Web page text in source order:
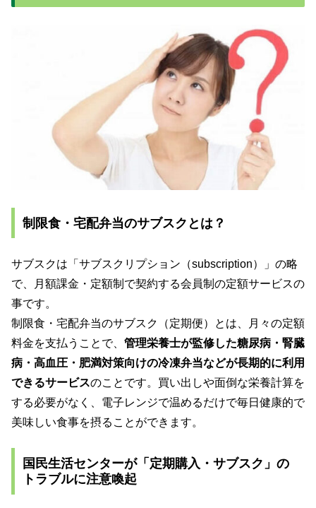
制限食・宅配弁当のサブスクとは？
サブスクは「サブスクリプション（subscription）」の略
で、月額課金・定額制で契約する会員制の定額サービスの
事です。
制限食・宅配弁当のサブスク（定期便）とは、月々の定額
料金を支払うことで、 管理栄養士が監修した糖尿病・腎臓
病・高血圧・肥満対策向けの冷凍弁当などが長期的に利用
できるサービスのことです。買い出しや面倒な栄養計算を
する必要がなく、電子レンジで温めるだけで毎日健康的で
美味しい食事を摂ることができます。
国民生活センターが「定期購入・サブスク」の
トラブルに注意喚起